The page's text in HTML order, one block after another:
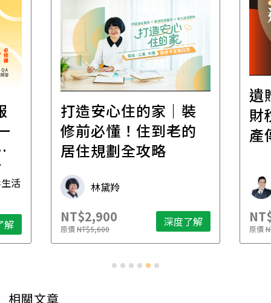
活
解
打造安心住的家｜裝
修前必懂！住到老的
居住規劃全攻略
林黛羚
NT$2,900
原價NT$5,600 深度了解
遺
財
產
原價
相關文章